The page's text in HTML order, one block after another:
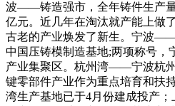
波——铸造强市，全年铸件生产
亿元。近几年在淘汰就产能上做
古老的产业焕发了新生。宁波
中国压铸模制造基地;两项称号，
产业集聚区。杭州湾——宁波杭
键零部件产业作为重点培育和扶
湾生产基地已于4月份建成投产；